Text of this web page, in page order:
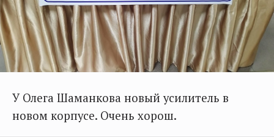
У Олега Шаманкова новый усилитель в
новом корпусе. Очень хорош.